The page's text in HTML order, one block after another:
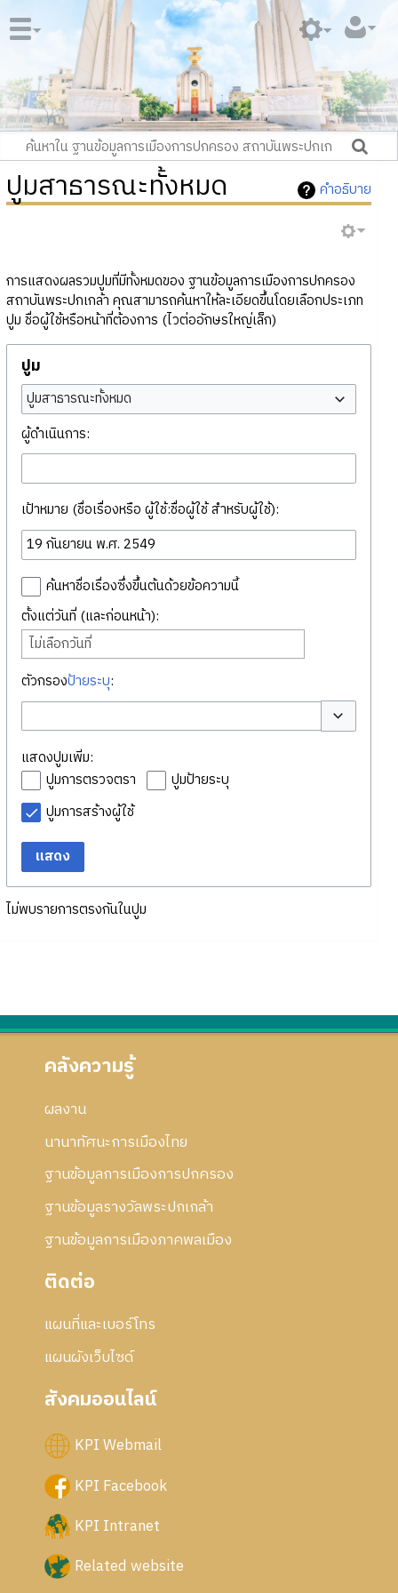
คำอธิบาย
ปูมสาธารณะทั้งหมด
การแสดงผลรวมปูมที่มีทั้งหมดของ ฐานข้อมูลการเมืองการปกครอง
สถาบันพระปกเกล้า คุณสามารถค้นหาให้ละเอียดขึ้นโดยเลือกประเภท
ปูม ชื่อผู้ใช้หรือหน้าที่ต้องการ (ไวต่ออักษรใหญ่เล็ก)
ปูม
ปูมสาธารณะทั้งหมด
ผู้ดำเนินการ:
เป้าหมาย (ชื่อเรื่องหรือ ผู้ใช้:ชื่อผู้ใช้ สำหรับผู้ใช้):
ค้นหาชื่อเรื่องซึ่งขึ้นต้นด้วยข้อความนี้
ตั้งแต่วันที่ (และก่อนหน้า):
ไม่เลือกวันที่
ตัวกรองป้ายระบุ:
สลับตัวเลือก
แสดงปูมเพิ่ม:
ปูมการตรวจตรา
ปูมป้ายระบุ
ปูมการสร้างผู้ใช้
แสดง
ไม่พบรายการตรงกันในปูม
คลังความรู้
ผลงาน
นานาทัศนะการเมืองไทย
ฐานข้อมูลการเมืองการปกครอง
ฐานข้อมูลรางวัลพระปกเกล้า
ฐานข้อมูลการเมืองภาคพลเมือง
ติดต่อ
แผนที่และเบอร์โทร
แผนผังเว็บไซด์
สังคมออนไลน์
KPI Webmail
KPI Facebook
KPI Intranet
Related website